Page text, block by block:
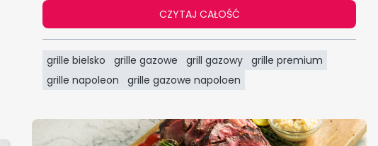
CZYTAJ CAŁOŚĆ
grille bielsko grille gazowe grill gazowy grille premium
grille napoleon
grille gazowe napoloen